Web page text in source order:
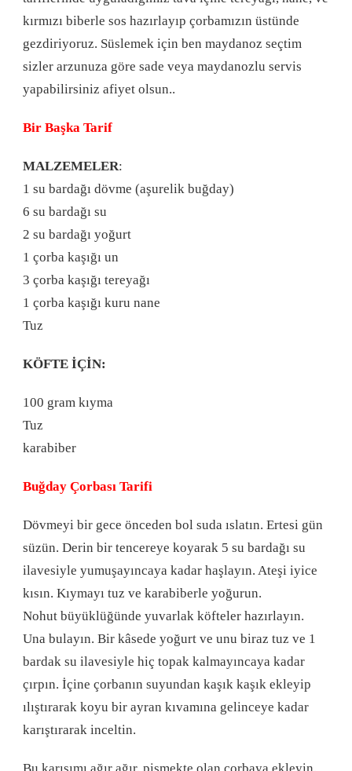
kırmızı biberle sos hazırlayıp çorbamızın üstünde
gezdiriyoruz. Süslemek için ben maydanoz seçtim
sizler arzunuza göre sade veya maydanozlu servis
yapabilirsiniz afiyet olsun..
Bir Başka Tarif
MALZEMELER:
1 su bardağı dövme (aşurelik buğday)
6 su bardağı su
2 su bardağı yoğurt
1 çorba kaşığı un
3 çorba kaşığı tereyağı
1 çorba kaşığı kuru nane
Tuz
KÖFTE İÇİN:
100 gram kıyma
Tuz
karabiber
Buğday Çorbası Tarifi
Dövmeyi bir gece önceden bol suda ıslatın. Ertesi gün
süzün. Derin bir tencereye koyarak 5 su bardağı su
ilavesiyle yumuşayıncaya kadar haşlayın. Ateşi iyice
kısın. Kıymayı tuz ve karabiberle yoğurun.
Nohut büyüklüğünde yuvarlak köfteler hazırlayın.
Una bulayın. Bir kâsede yoğurt ve unu biraz tuz ve 1
bardak su ilavesiyle hiç topak kalmayıncaya kadar
çırpın. İçine çorbanın suyundan kaşık kaşık ekleyip
ılıştırarak koyu bir ayran kıvamına gelinceye kadar
karıştırarak inceltin.